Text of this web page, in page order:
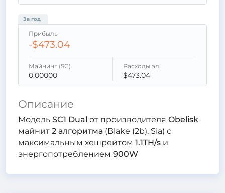
За год
Прибыль
-$473.04
Майнинг (SC)
0.00000
Расходы эл.
$473.04
Описание
Модель SC1 Dual от производителя Obelisk
майнит 2 алгоритма (Blake (2b), Sia) с
максимальным хешрейтом 1.1TH/s и
энергопотреблением 900W